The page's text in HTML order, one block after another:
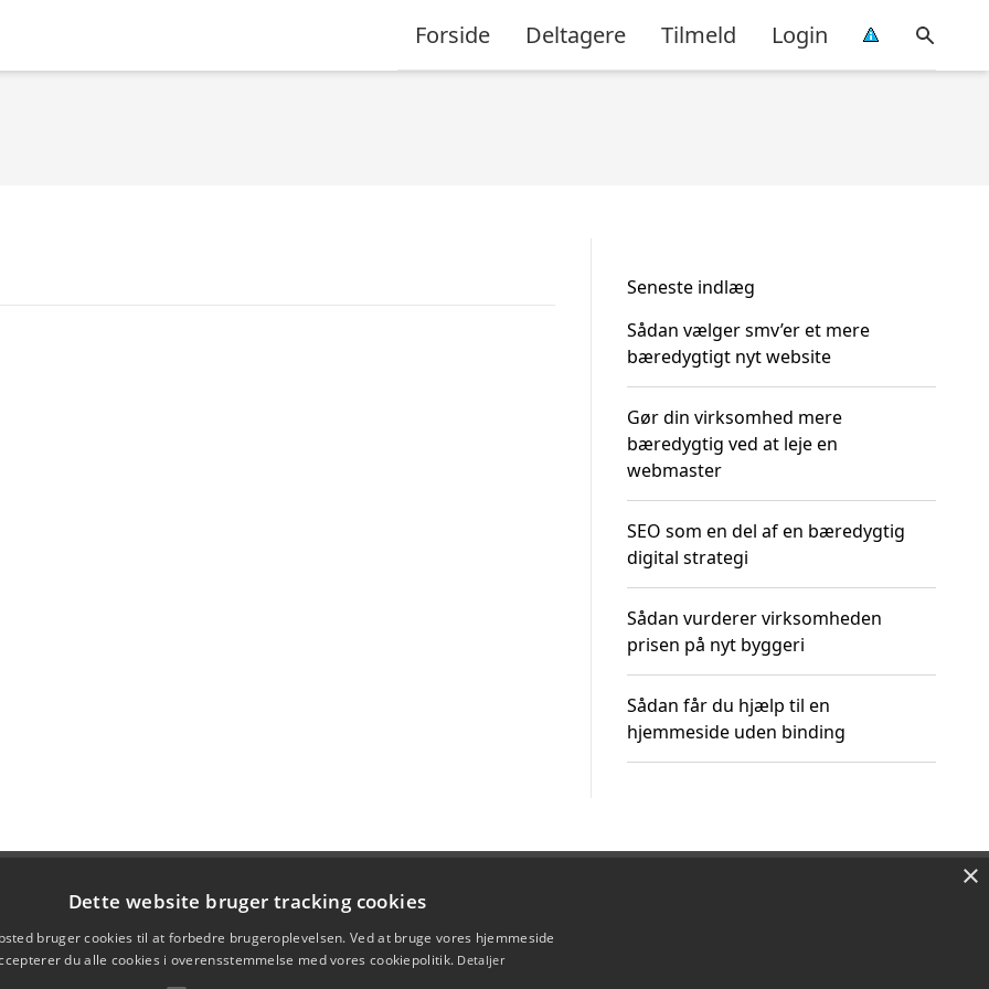
Forside Deltagere Tilmeld Login
Seneste indlæg
Sådan vælger smv’er et mere
bæredygtigt nyt website
Gør din virksomhed mere
bæredygtig ved at leje en
webmaster
SEO som en del af en bæredygtig
digital strategi
Sådan vurderer virksomheden
prisen på nyt byggeri
Sådan får du hjælp til en
hjemmeside uden binding
×
Dette website bruger tracking cookies
bruger cookies til at forbedre brugeroplevelsen. Ved at bruge vores hjemmeside
du alle cookies i overensstemmelse med vores cookiepolitik. Detaljer